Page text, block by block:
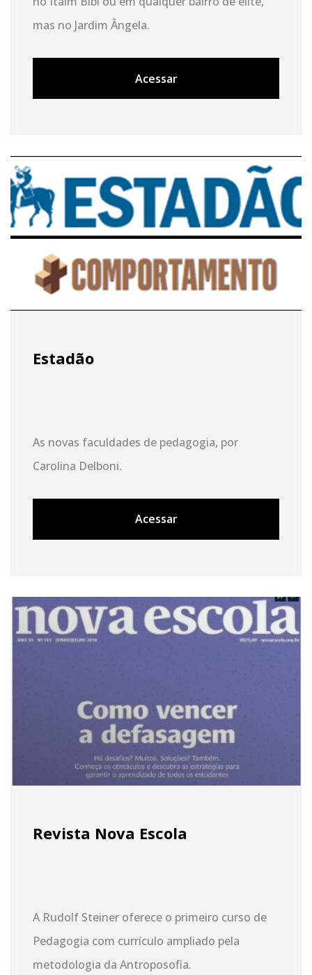
mas no Jardim Ângela.
Acessar
Estadão
As novas faculdades de pedagogia, por
Carolina Delboni.
Acessar
Revista Nova Escola
A Rudolf Steiner oferece o primeiro curso de
Pedagogia com currículo ampliado pela
metodologia da Antroposofia.